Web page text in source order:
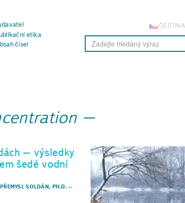
etika
čísel
ČEŠTINA
– výsledky
šedé vodní
SOLDÁN, PH.D.–